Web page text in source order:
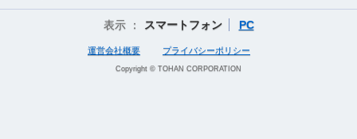
表示 ： スマートフォン PC
運営会社概要 プライバシーポリシー
Copyright © TOHAN CORPORATION